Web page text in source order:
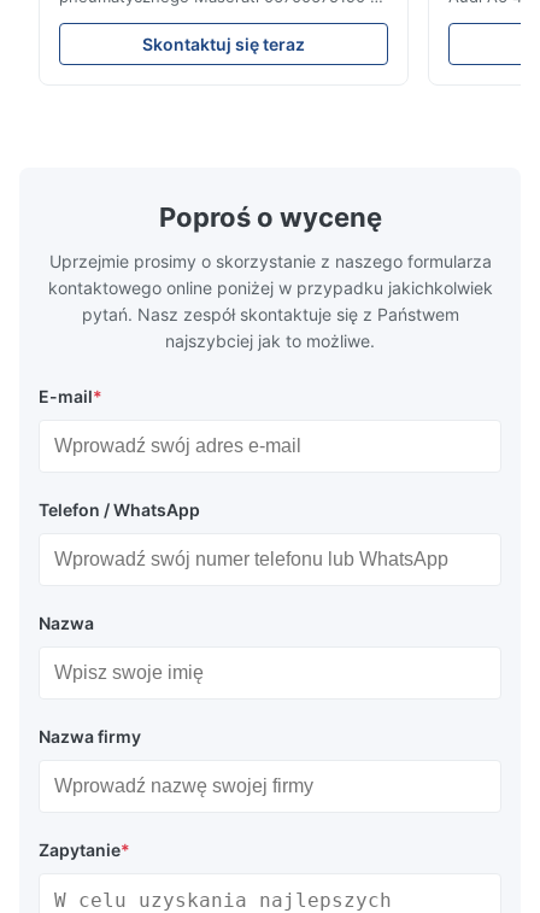
Produkt jest w 100% kompatybilny z
oryginalną częścią . Produkt: Poduszka
powietrzna i poduszka powietrzna Numer
Skontaktuj się teraz
Right
Zestaw do
Poproś o wycenę
Uprzejmie prosimy o skorzystanie z naszego formularza
kontaktowego online poniżej w przypadku jakichkolwiek
pytań. Nasz zespół skontaktuje się z Państwem
najszybciej jak to możliwe.
E-mail*
Telefon / WhatsApp
Nazwa
Nazwa firmy
Zapytanie*